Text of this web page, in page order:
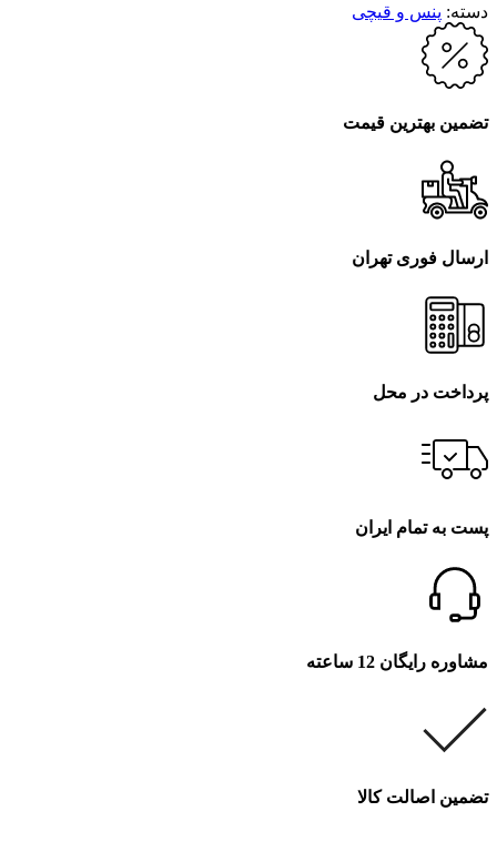
دسته: پنس و قیچی
تضمین بهترین قیمت
ارسال فوری تهران
پرداخت در محل
پست به تمام ایران
مشاوره رایگان 12 ساعته
تضمین اصالت کالا